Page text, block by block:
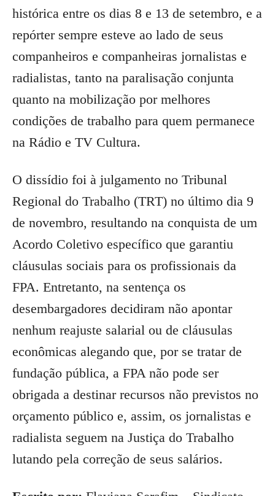
histórica entre os dias 8 e 13 de setembro, e a
repórter sempre esteve ao lado de seus
companheiros e companheiras jornalistas e
radialistas, tanto na paralisação conjunta
quanto na mobilização por melhores
condições de trabalho para quem permanece
na Rádio e TV Cultura.
O dissídio foi à julgamento no Tribunal
Regional do Trabalho (TRT) no último dia 9
de novembro, resultando na conquista de um
Acordo Coletivo específico que garantiu
cláusulas sociais para os profissionais da
FPA. Entretanto, na sentença os
desembargadores decidiram não apontar
nenhum reajuste salarial ou de cláusulas
econômicas alegando que, por se tratar de
fundação pública, a FPA não pode ser
obrigada a destinar recursos não previstos no
orçamento público e, assim, os jornalistas e
radialista seguem na Justiça do Trabalho
lutando pela correção de seus salários.